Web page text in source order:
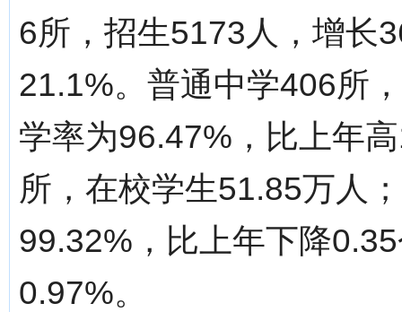
6所，招生5173人，增长
21.1%。普通中学406所
学率为96.47%，比上年
所，在校学生51.85万人
99.32%，比上年下降
0.97%。